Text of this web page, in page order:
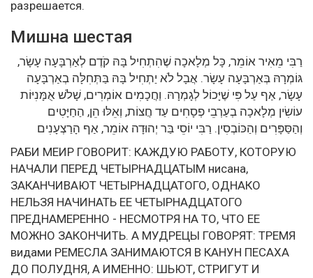
разрешается.
Мишна шестая
רַבִּי מֵאִיר אוֹמֵר, כָּל מְלָאכָה שֶׁהִתְחִיל בָּהּ קֹדֶם לְאַרְבָּעָה עָשָׂר,
גּוֹמְרָהּ בְּאַרְבָּעָה עָשָׂר. אֲבָל לֹא יַתְחִיל בָּהּ בַּתְּחִלָּה בְאַרְבָּעָה
עָשָׂר, אַף עַל פִּי שֶׁיָּכוֹל לְגָמְרָהּ. וַחֲכָמִים אוֹמְרִים, שָׁלֹשׁ אֻמָּנִיּוֹת
עוֹשִׂין מְלָאכָה בְעַרְבֵי פְסָחִים עַד חֲצוֹת, וְאֵלּוּ הֵן, הַחַיָּטִים
וְהַסַּפָּרִים וְהַכּוֹבְסִין. רַבִּי יוֹסֵי בַּר יְהוּדָה אוֹמֵר, אַף הָרַצְעָנִים
РАБИ МЕИР ГОВОРИТ: КАЖДУЮ РАБОТУ, КОТОРУЮ
НАЧАЛИ ПЕРЕД ЧЕТЫРНАДЦАТЫМ нисана,
ЗАКАНЧИВАЮТ ЧЕТЫРНАДЦАТОГО, ОДНАКО
НЕЛЬЗЯ НАЧИНАТЬ ЕЕ ЧЕТЫРНАДЦАТОГО
ПРЕДНАМЕРЕННО - НЕСМОТРЯ НА ТО, ЧТО ЕЕ
МОЖНО ЗАКОНЧИТЬ. А МУДРЕЦЫ ГОВОРЯТ: ТРЕМЯ
видами РЕМЕСЛА ЗАНИМАЮТСЯ В КАНУН ПЕСАХА
ДО ПОЛУДНЯ, А ИМЕННО: ШЬЮТ, СТРИГУТ И